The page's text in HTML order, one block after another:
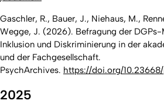
Gaschler, R., Bauer, J., Niehaus, M.,
Wegge, J. (2026). Befragung der
Inklusion und Diskriminierung in der
und der Fachgesellschaft.
PsychArchives. https://doi.org/
2025